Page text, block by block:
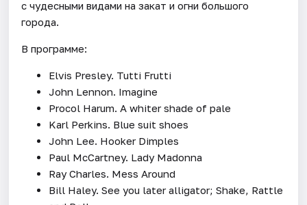
с чудесными видами на закат и огни большого
города.
В программе:
Elvis Presley. Tutti Frutti
John Lennon. Imagine
Procol Harum. A whiter shade of pale
Karl Perkins. Blue suit shoes
John Lee. Hooker Dimples
Paul McCartney. Lady Madonna
Ray Charles. Mess Around
Bill Haley. See you later alligator; Shake, Rattle